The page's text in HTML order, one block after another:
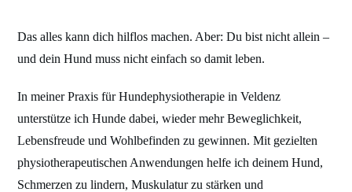
Das alles kann dich hilflos machen. Aber: Du bist nicht allein –
und dein Hund muss nicht einfach so damit leben.
In meiner Praxis für Hundephysiotherapie in Veldenz
unterstütze ich Hunde dabei, wieder mehr Beweglichkeit,
Lebensfreude und Wohlbefinden zu gewinnen. Mit gezielten
physiotherapeutischen Anwendungen helfe ich deinem Hund,
Schmerzen zu lindern, Muskulatur zu stärken und